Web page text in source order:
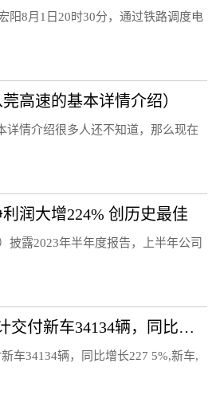
阳8月1日20时30分，通过铁路调度电
高速的基本详情介绍）
详情介绍很多人还不知道，那么现在
润大增224% 创历史最佳
披露2023年半年度报告，上半年公司
理想汽车：7月共计交付新车34134辆，同比增长227.5%
车34134辆，同比增长227 5%,新车,